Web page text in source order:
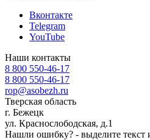
Вконтакте
Telegram
YouTube
Наши контакты
8 800 550-46-17
8 800 550-46-17
rop@asobezh.ru
Тверская область
г. Бежецк
ул. Краснослободская, д.1
Нашли ошибку? - выделите текст